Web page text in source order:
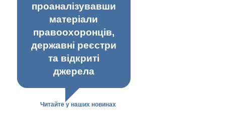
проаналізувавши
матеріали
правоохоронців,
державні реєстри
та відкриті
джерела
Читайте у наших новинах